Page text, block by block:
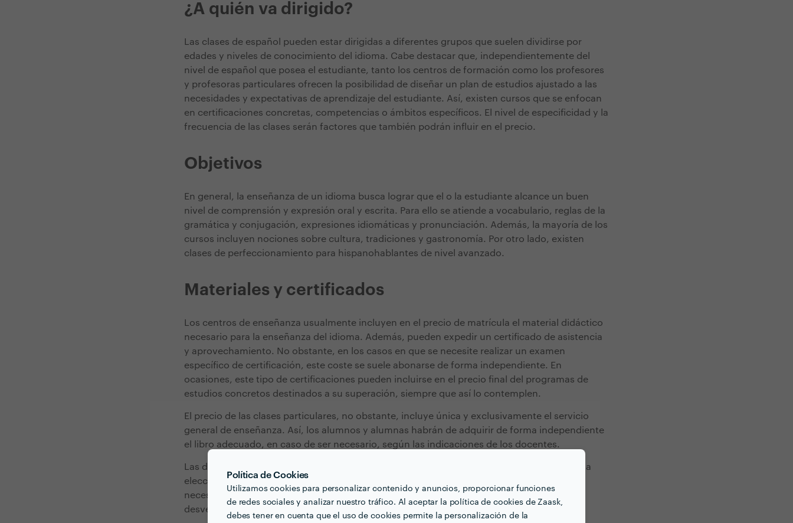
Política de Cookies
Utilizamos cookies para personalizar contenido y anuncios, proporcionar funciones
de redes sociales y analizar nuestro tráfico. Al aceptar la política de cookies de Zaask,
debes tener en cuenta que el uso de cookies permite la personalización de la
¿A quién va dirigido?
Las clases de español pueden estar dirigidas a diferentes grupos que suelen dividirse por
edades y niveles de conocimiento del idioma. Cabe destacar que, independientemente del
nivel de español que posea el estudiante, tanto los centros de formación como los profesores
y profesoras particulares ofrecen la posibilidad de diseñar un plan de estudios ajustado a las
necesidades y expectativas de aprendizaje del estudiante. Así, existen cursos que se enfocan
en certificaciones concretas, competencias o ámbitos específicos. El nivel de especificidad y la
frecuencia de las clases serán factores que también podrán influir en el precio.
Objetivos
En general, la enseñanza de un idioma busca lograr que el o la estudiante alcance un buen
nivel de comprensión y expresión oral y escrita. Para ello se atiende a vocabulario, reglas de la
gramática y conjugación, expresiones idiomáticas y pronunciación. Además, la mayoría de los
cursos incluyen nociones sobre cultura, tradiciones y gastronomía. Por otro lado, existen
clases de perfeccionamiento para hispanohablantes de nivel avanzado.
Materiales y certificados
Los centros de enseñanza usualmente incluyen en el precio de matrícula el material didáctico
necesario para la enseñanza del idioma. Además, pueden expedir un certificado de asistencia
y aprovechamiento. No obstante, en los casos en que se necesite realizar un examen
específico de certificación, este coste se suele abonarse de forma independiente. En
ocasiones, este tipo de certificaciones pueden incluirse en el precio final del programas de
estudios concretos destinados a su superación, siempre que así lo contemplen.
El precio de las clases particulares, no obstante, incluye única y exclusivamente el servicio
general de enseñanza. Así, los alumnos y alumnas habrán de adquirir de forma independiente
el libro adecuado, en caso de ser necesario, según las indicaciones de los docentes.
Las diversas modalidades de clases existentes hacen necesario definir, de forma previa a la
elección, los objetivos marcados por cada alumno o alumna y los plazos temporales
necesarios para su consecución. Cada modalidad presenta una serie de ventajas y
desventajas que habrán de ser valoradas.